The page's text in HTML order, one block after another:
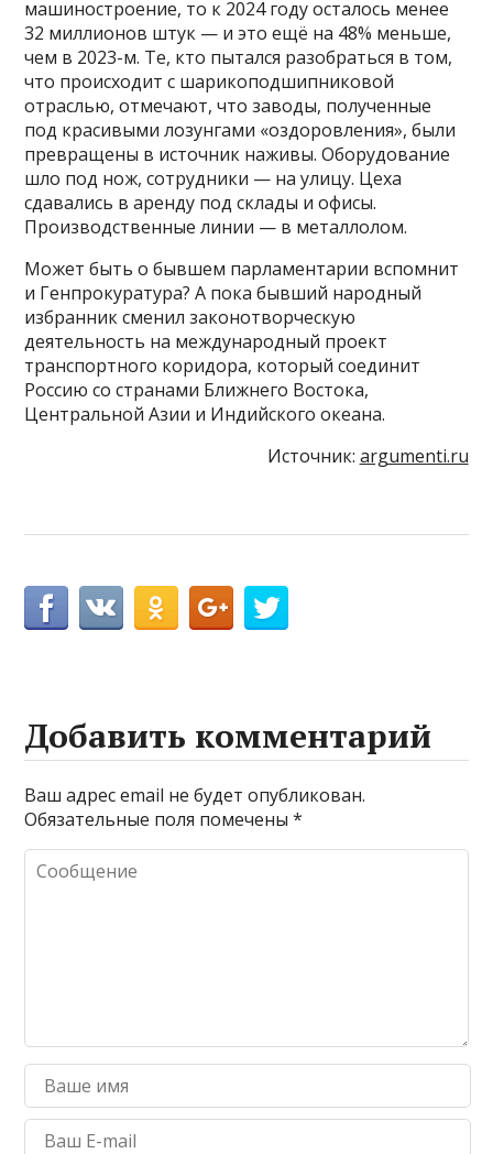
машиностроение, то к 2024 году осталось менее
32 миллионов штук — и это ещё на 48% меньше,
чем в 2023-м. Те, кто пытался разобраться в том,
что происходит с шарикоподшипниковой
отраслью, отмечают, что заводы, полученные
под красивыми лозунгами «оздоровления», были
превращены в источник наживы. Оборудование
шло под нож, сотрудники — на улицу. Цеха
сдавались в аренду под склады и офисы.
Производственные линии — в металлолом.
Может быть о бывшем парламентарии вспомнит
и Генпрокуратура? А пока бывший народный
избранник сменил законотворческую
деятельность на международный проект
транспортного коридора, который соединит
Россию со странами Ближнего Востока,
Центральной Азии и Индийского океана.
Источник: argumenti.ru
Добавить комментарий
Ваш адрес email не будет опубликован.
Обязательные поля помечены*